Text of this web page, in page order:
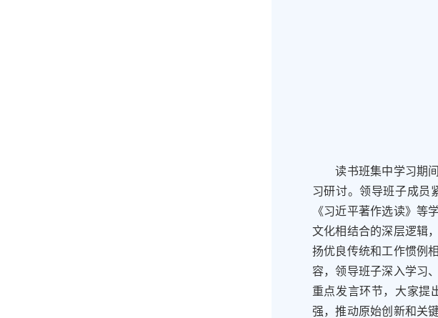
读书班集中学习期间
习研讨。领导班子成员
《习近平著作选读》等
文化相结合的深层逻辑
扬优良传统和工作惯例
容，领导班子深入学习
重点发言环节，大家提
强，推动原始创新和关